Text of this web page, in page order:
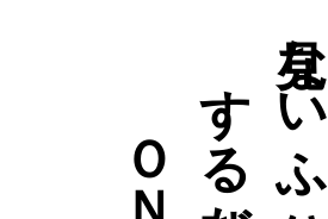
見ないふり